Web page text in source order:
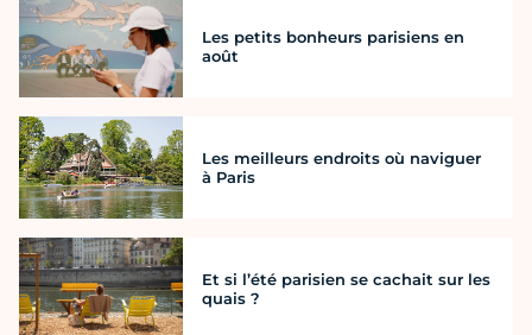
Les petits bonheurs parisiens en
août
Les meilleurs endroits où naviguer
à Paris
Et si l’été parisien se cachait sur les
quais ?